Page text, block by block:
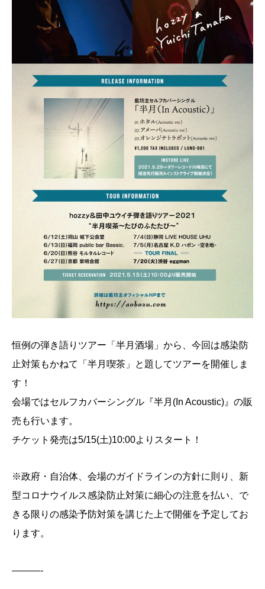
恒例の弾き語りツアー「半月酒場」から、今回は感染防
止対策もかねて「半月喫茶」と題してツアーを開催しま
す！
会場ではセルフカバーシングル『半月(In Acoustic)』の販
売も行います。
チケット発売は5/15(土)10:00よりスタート！
※政府・自治体、会場のガイドラインの方針に則り、新
型コロナウイルス感染防止対策に細心の注意を払い、で
きる限りの感染予防対策を講じた上で開催を予定してお
ります。
———-